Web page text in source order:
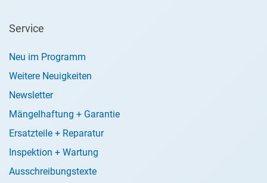
Service
Neu im Programm
Weitere Neuigkeiten
Newsletter
Mängelhaftung + Garantie
Ersatzteile + Reparatur
Inspektion + Wartung
Ausschreibungstexte